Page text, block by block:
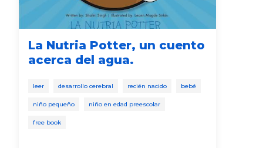
La Nutria Potter, un cuento
acerca del agua.
leer desarrollo cerebral recién nacido bebé
niño pequeño niño en edad preescolar
free book